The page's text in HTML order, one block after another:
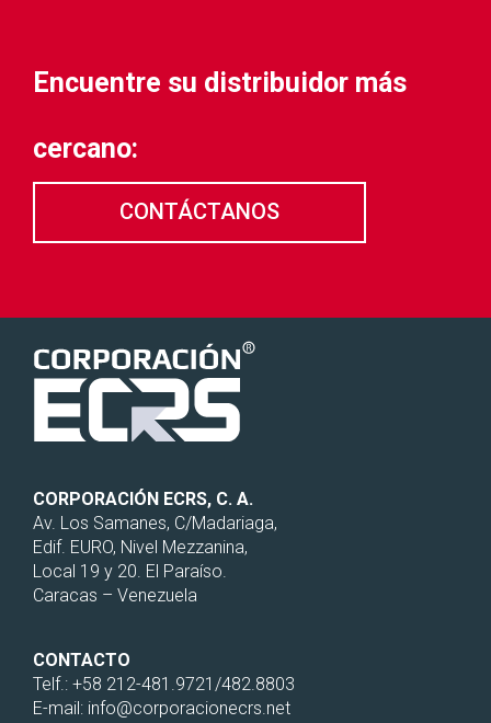
Encuentre su distribuidor más
cercano:
CONTÁCTANOS
CORPORACIÓN ECRS, C. A.
Av. Los Samanes, C/Madariaga,
Edif. EURO, Nivel Mezzanina,
Local 19 y 20. El Paraíso.
Caracas – Venezuela
CONTACTO
Telf.: +58 212-481.9721/482.8803
E-mail: info@corporacionecrs.net